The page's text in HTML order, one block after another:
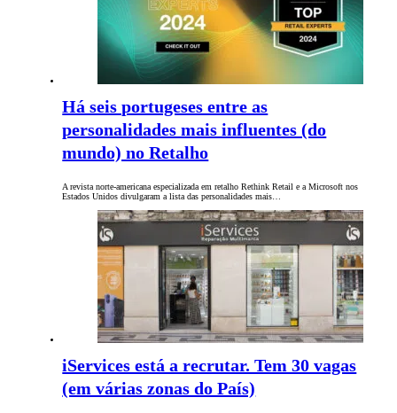
Há seis portugeses entre as
personalidades mais influentes (do
mundo) no Retalho
A revista norte-americana especializada em retalho Rethink Retail e a Microsoft nos
Estados Unidos divulgaram a lista das personalidades mais…
iServices está a recrutar. Tem 30 vagas
(em várias zonas do País)